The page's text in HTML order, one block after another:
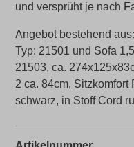
und versprüht je nach
Angebot bestehend
Typ: 21501 und Sofa
21503, ca.
2 ca. 84cm, Sitzkomfort
schwarz, in Stoff Cord